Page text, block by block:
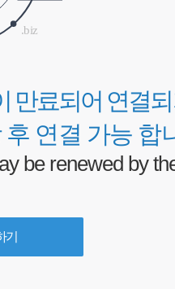
만료되어 연결
연결 가능 합
be renewed by